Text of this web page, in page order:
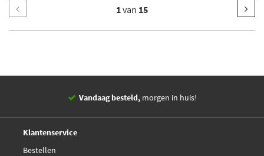
1van 15
Vandaag besteld, morgen in huis!
Klantenservice
Bestellen